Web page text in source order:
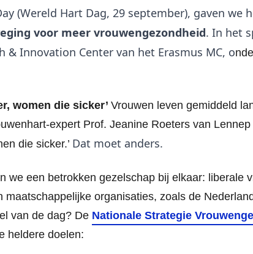
(Wereld Hart Dag, 29 september), gaven we
voor meer vrouwengezondheid. In het
& Innovation Center van het Erasmus MC, o
women die sicker’ Vrouwen leven gemiddeld
expert Prof. Jeanine Roeters van
die sicker.’ Dat moet anders.
we een betrokken gezelschap bij elkaar: liberale
maatschappelijke organisaties, zoals de
van de dag? De Nationale Strategie
heldere doelen: